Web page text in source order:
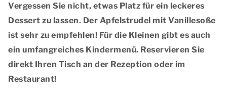
Vergessen Sie nicht, etwas Platz für ein leckeres
Dessert zu lassen. Der Apfelstrudel mit Vanillesoße
ist sehr zu empfehlen! Für die Kleinen gibt es auch
ein umfangreiches Kindermenü. Reservieren Sie
direkt Ihren Tisch an der Rezeption oder im
Restaurant!